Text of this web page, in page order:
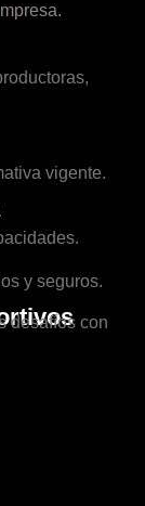
vigente.
y seguros.
desafíos con